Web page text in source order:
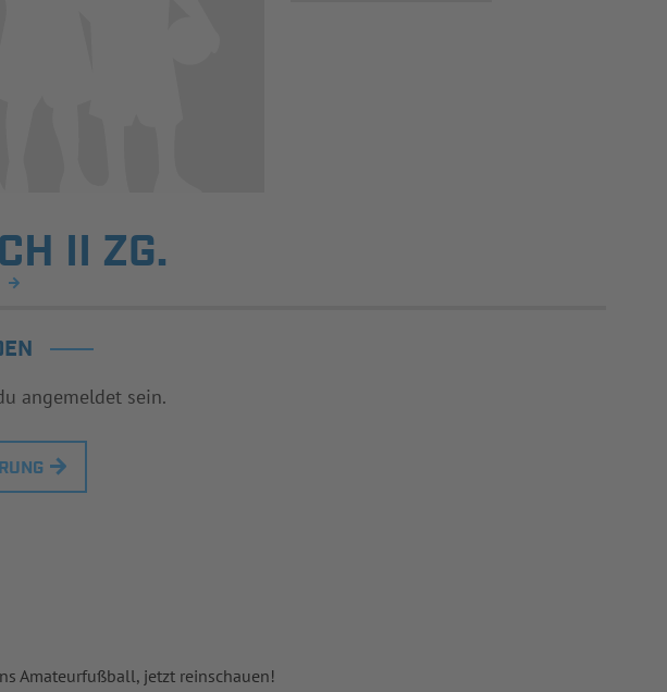
II ZG.
angemeldet sein.
Amateurfußball, jetzt reinschauen!